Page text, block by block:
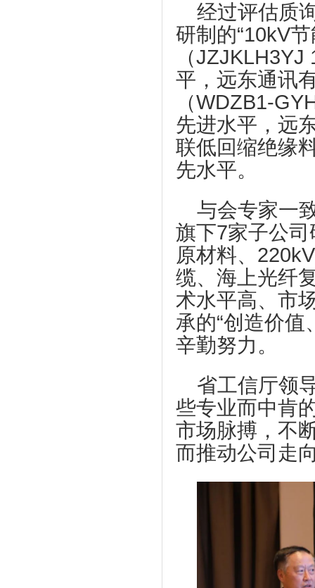
经过评估质
研制的“10kV
（
平，远东通讯
（WDZB1-
先进水平，远
联低回缩绝缘
先水平。
与会专家一
旗下7家子公
原材料、
缆、海上光纤
术水平高、市
承的“创造价值
辛勤努力。
省工信厅领
些专业而中肯
市场脉搏，不
而推动公司走